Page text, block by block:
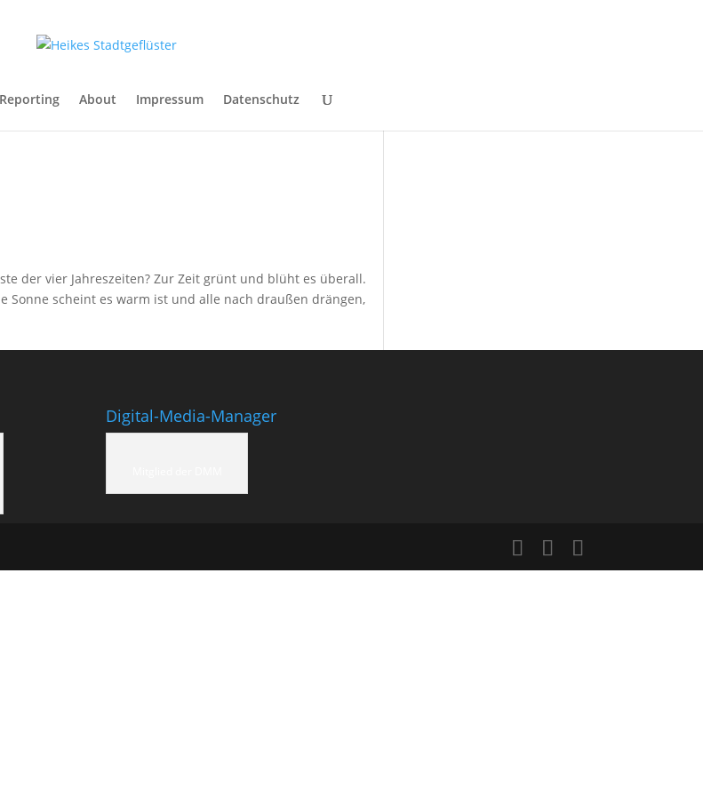
About Impressum Datenschutz
der vier Jahreszeiten? Zur Zeit grünt und blüht es überall.
Sonne scheint es warm ist und alle nach draußen drängen,
Digital-Media-Manager